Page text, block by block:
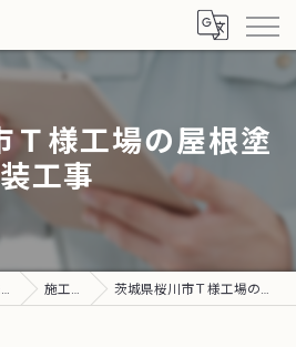
Ｔ様工場の屋根塗
装工事
茨城のリフォームなら株式会社SFIDA 施工実績 茨城県桜川市Ｔ様工場の屋根塗装工事